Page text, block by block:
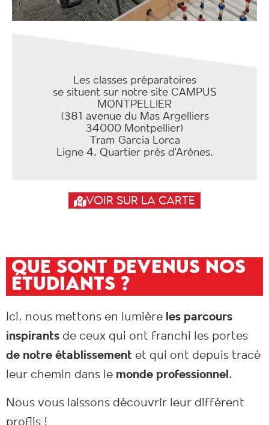
Les classes préparatoires
se situent sur notre site CAMPUS
MONTPELLIER
(381 avenue du Mas Argelliers
34000 Montpellier)
Tram Garcia Lorca
Ligne 4, Quartier près d’Arènes.
VOIR SUR LA CARTE
QUE SONT DEVENUS NOS
ÉTUDIANTS ?
Ici, nous mettons en lumière les parcours
inspirants de ceux qui ont franchi les portes
de notre établissement et qui ont depuis tracé
leur chemin dans le monde professionnel.
Nous vous laissons découvrir leur différent
profils !